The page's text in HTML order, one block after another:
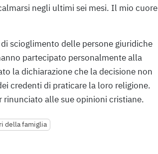
negli ultimi sei mesi. Il mio cuore
scioglimento delle persone giuridiche
partecipato personalmente alla
la dichiarazione che la decisione non
credenti di praticare la loro religione.
rinunciato alle sue opinioni cristiane.
della famiglia